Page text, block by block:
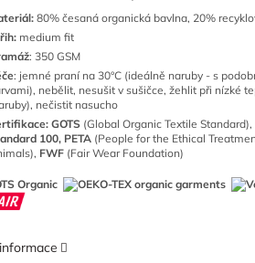
80% česaná organická bavlna, 20%
medium fit
: 350 GSM
: jemné praní na 30°C (ideálně naruby - s
nebělit, nesušit v sušičce, žehlit při nízké
nečistit nasucho
GOTS (Global Organic Textile Standard),
100, PETA (People for the Ethical
FWF (Fair Wear Foundation)